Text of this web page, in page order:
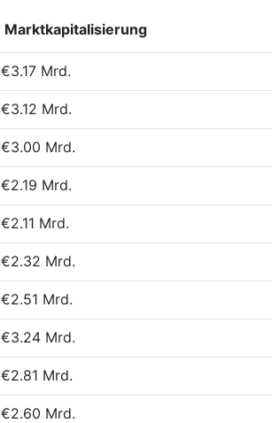
Marktkapitalisierung
€3.17 Mrd.
€3.12 Mrd.
€3.00 Mrd.
€2.19 Mrd.
€2.11 Mrd.
€2.32 Mrd.
€2.51 Mrd.
€3.24 Mrd.
€2.81 Mrd.
€2.60 Mrd.